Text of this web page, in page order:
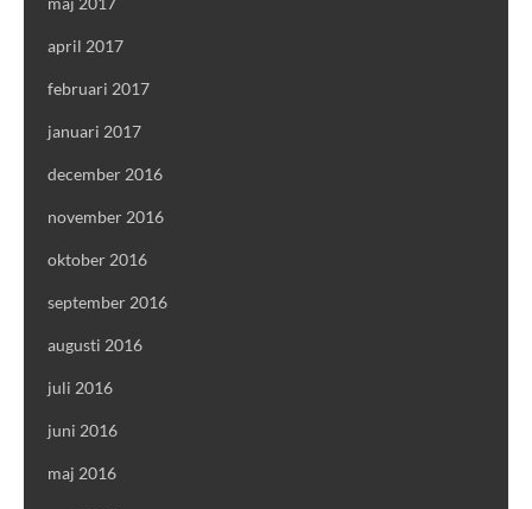
april 2017
februari 2017
januari 2017
december 2016
november 2016
oktober 2016
september 2016
augusti 2016
juli 2016
juni 2016
maj 2016